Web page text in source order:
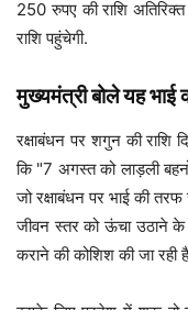
250 रुपए की राशि
राशि पहुंचेगी.
मुख्यमंत्री बोले यह भाई
रक्षाबंधन पर शगुन की राशि
कि "7 अगस्त को लाड़ली
जो रक्षाबंधन पर भाई की
जीवन स्तर को ऊंचा उठाने के
कराने की कोशिश की जा रही